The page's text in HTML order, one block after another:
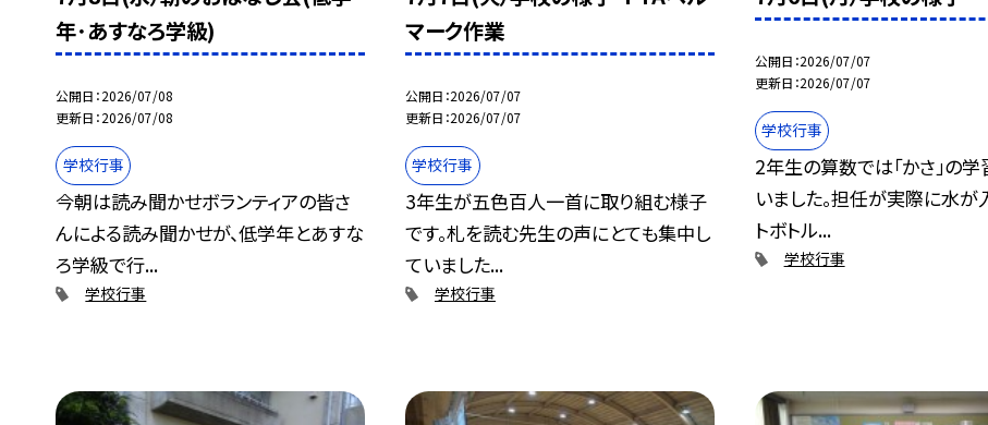
年･あすなろ学級)
公開日 2026/07/08
更新日 2026/07/08
学校行事
今朝は読み聞かせボランティアの皆さ
んによる読み聞かせが、低学年とあすな
ろ学級で行...
学校行事
マーク作業
公開日 2026/07/07
更新日 2026/07/07
学校行事
3年生が五色百人一首に取り組む様子
です。札を読む先生の声にとても集中し
ていました...
学校行事
公開日 2026/07/07
更新日 2026/07/07
学校行事
2年生の算数では「かさ」の学
いました。担任が実際に水が
トボトル...
学校行事